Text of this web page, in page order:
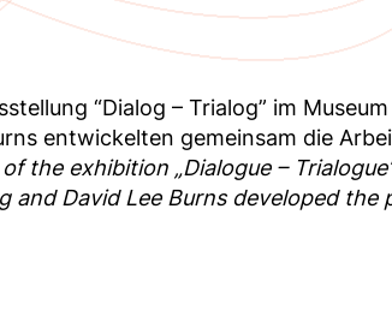
“Dialog – Trialog” im
entwickelten gemeinsam die Arbeit
the exhibition „Dialogue –
David Lee Burns developed the